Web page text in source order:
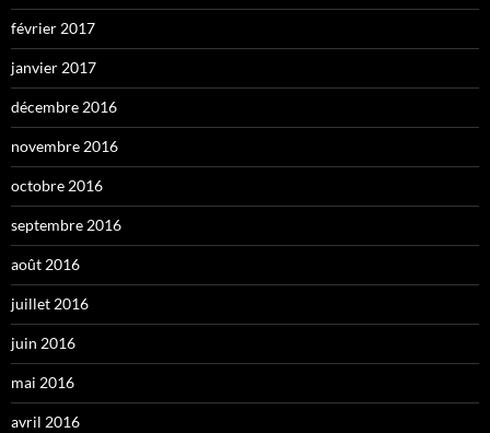
février 2017
janvier 2017
décembre 2016
novembre 2016
octobre 2016
septembre 2016
août 2016
juillet 2016
juin 2016
mai 2016
avril 2016